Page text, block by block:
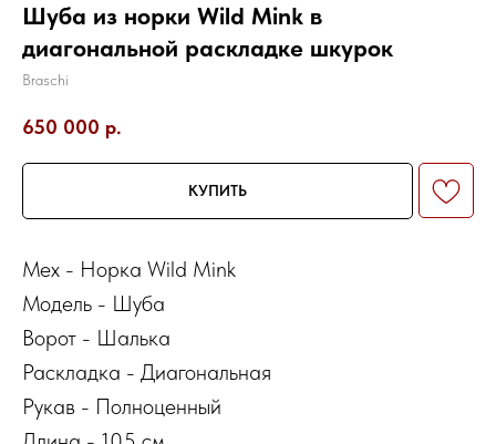
Шуба из норки Wild Mink в
диагональной раскладке шкурок
Braschi
650 000 р.
КУПИТЬ
Мех - Норка Wild Mink
Модель - Шуба
Ворот - Шалька
Раскладка - Диагональная
Рукав - Полноценный